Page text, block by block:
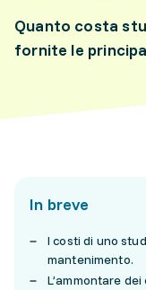
Quanto costa
fornite le
In breve
I costi di uno
mantenimento.
L’ammontare